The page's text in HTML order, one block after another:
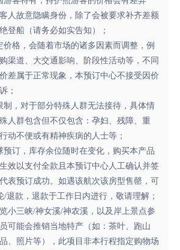
人故意隐瞒身份，除了会被要求补齐差额
登船（请务必如实告知）；
价格，会随着市场的诸多因素而调整，例
渠道、大交通影响、阶段性活动等，不同
差属于正常现象，本预订中心不接受因价
；
制，对于部分特殊人群无法接待，具体情
人群包含但不仅包含：孕妇、残障、重
动不便或有精神疾病的人士等；
预订，库存余位随时在变化，购买本产品
效以支付全款且本预订中心人工确认并签
表预订成功。如遇该航次该房型售罄，可
/退款，退款于工作日内进行，敬请理解；
小三峡/神女溪/神农溪，以及岸上景点参
可能会推销当地特产（如：茶叶、跑山
、照片等），此项目非本行程指定购物场